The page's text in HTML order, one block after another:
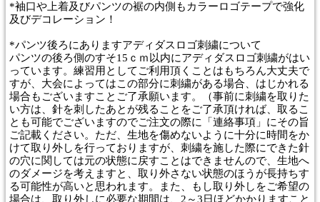
*袖口や上着及びパンツの裾の内側もカラーロゴテープで強化
及びデコレーション！
*パンツ後ろにありますアディダスロゴ刺繍について
パンツの後ろ側のすそ15ｃｍ以内にアディダスロゴ刺繍がはい
っています。練習用としてご利用頂くことはもちろん大丈夫で
すが、大会によってはこの部分に刺繍がある場合、はじかれる
場合もございますことご了承願います。（事前に刺繍を取りた
い方は、針を刺したあとが残ることをご了承頂ければ、取るこ
とも可能でございますのでご注文の際に「連絡事項」にその旨
ご記載ください。ただ、生地を傷めないように十分に時間をか
けて取り外しを行っておりますが、刺繍を施した際にできた針
の穴に関しては元の状態に戻すことはできませんので、生地へ
のダメージを考えますと、取り外さない状態のほうが長持ちす
る可能性が高いと思われます。また、もし取り外しをご希望の
場合は、取り外しに必要な期間は、2～3日ほどかかりますこと